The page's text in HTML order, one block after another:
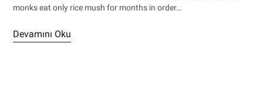
monks eat only rice mush for months in order…
Devamını Oku